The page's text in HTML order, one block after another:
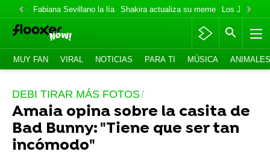
Fabiana Sevillano la lía Shakira actualiza su meme Los Jonas
MUY FAN VIRAL NOTICIAS PARA TI MÚSICA ANIMALES
DEBI TIRAR MÁS FOTOS
Amaia opina sobre la casita de
Bad Bunny: "Tiene que ser tan
incómodo"